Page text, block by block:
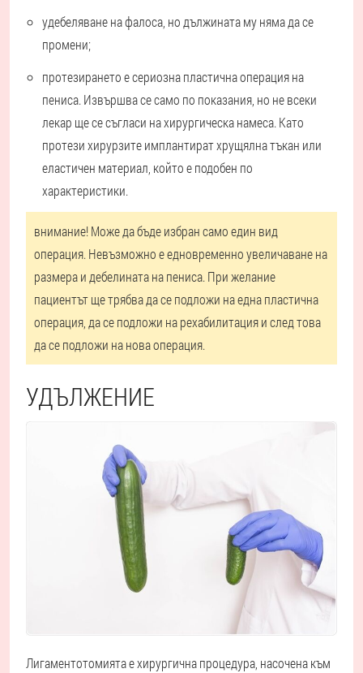
удебеляване на фалоса, но дължината му няма да се
промени;
протезирането е сериозна пластична операция на
пениса. Извършва се само по показания, но не всеки
лекар ще се съгласи на хирургическа намеса. Като
протези хирурзите имплантират хрущялна тъкан или
еластичен материал, който е подобен по
характеристики.
внимание! Може да бъде избран само един вид
операция. Невъзможно е едновременно увеличаване на
размера и дебелината на пениса. При желание
пациентът ще трябва да се подложи на една пластична
операция, да се подложи на рехабилитация и след това
да се подложи на нова операция.
УДЪЛЖЕНИЕ
Лигаментотомията е хирургична процедура, насочена към